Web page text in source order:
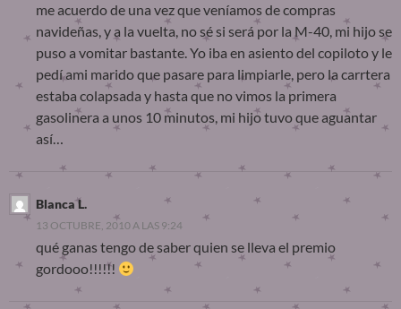
me acuerdo de una vez que veníamos de compras
navideñas, y a la vuelta, no sé si será por la M-40, mi hijo se
puso a vomitar bastante. Yo iba en asiento del copiloto y le
pedí ami marido que pasare para limpiarle, pero la carrtera
estaba colapsada y hasta que no vimos la primera
gasolinera a unos 10 minutos, mi hijo tuvo que aguantar
así…
Blanca L.
13 OCTUBRE, 2010 A LAS 9:24
qué ganas tengo de saber quien se lleva el premio
gordooo!!!!!!